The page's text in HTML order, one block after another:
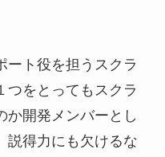
ート役を担うスクラ
つをとってもスクラ
か開発メンバーとし
説得力にも欠けるな